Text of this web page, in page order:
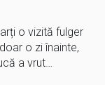
o vizită fulger
o zi înainte,
a vrut…